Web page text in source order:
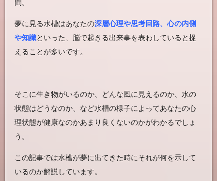
間。
夢に見る水槽はあなたの深層心理や思考回路、心の内側
や知識といった、脳で起きる出来事を表わしていると捉
えることが多いです。
そこに生き物がいるのか、どんな風に見えるのか、水の
状態はどうなのか、など水槽の様子によってあなたの心
理状態が健康なのかあまり良くないのかがわかるでしょ
う。
この記事では水槽が夢に出てきた時にそれが何を示して
いるのか解説しています。